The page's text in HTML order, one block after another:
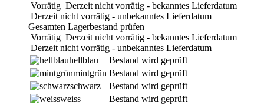
Vorrätig Derzeit nicht vorrätig - bekanntes Lieferdatum
Derzeit nicht vorrätig - unbekanntes Lieferdatum
Gesamten Lagerbestand prüfen
Vorrätig Derzeit nicht vorrätig - bekanntes Lieferdatum
Derzeit nicht vorrätig - unbekanntes Lieferdatum
hellblau
Bestand wird geprüft
mintgrün Bestand wird geprüft
schwarz
Bestand wird geprüft
weiss
Bestand wird geprüft